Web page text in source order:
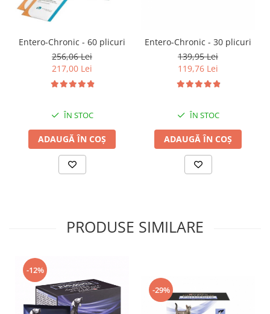
Entero-Chronic - 60 plicuri
256,06 Lei
217,00 Lei
ÎN STOC
ADAUGĂ ÎN COȘ
Entero-Chronic - 30 plicuri
139,95 Lei
119,76 Lei
ÎN STOC
ADAUGĂ ÎN COȘ
PRODUSE SIMILARE
-12%
-29%